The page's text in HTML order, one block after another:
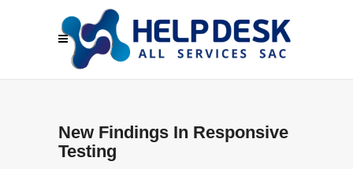
New Findings In Responsive
Testing